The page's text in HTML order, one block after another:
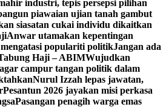
industri, tepis persepsi pilihan
piawaian ujian tanah gambut
siasatan cukai individu dikaitkan
Anwar utamakan kepentingan
populariti politikJangan ada
Haji – ABIMWujudkan
campur tangan politik dalam
Nurul Izzah lepas jawatan,
Pesantun 2026 jayakan misi perkasa
Pasangan penagih warga emas